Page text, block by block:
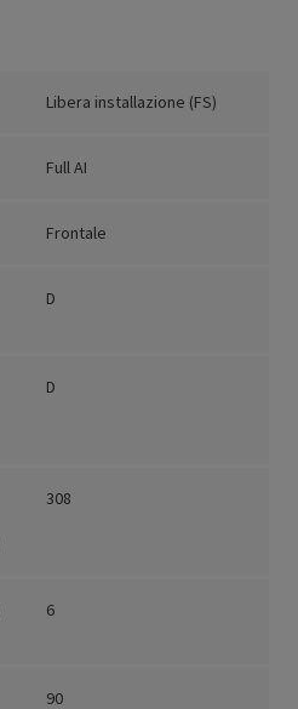
Libera installazione (FS)
Full AI
Frontale
D
D
308
6
90